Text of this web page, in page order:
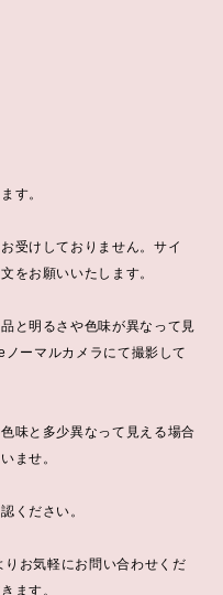
す。
受けしておりません。サイ
をお願いいたします。
と明るさや色味が異なって見
ーマルカメラにて撮影して
味と多少異なって見える場合
ませ。
ください。
りお気軽にお問い合わせくだ
ます。